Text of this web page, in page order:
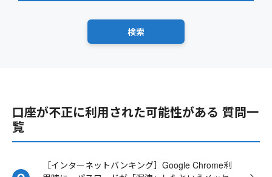
口座が不正に利用された可能性がある 質問一
覧
［インターネットバンキング］Google Chrome利